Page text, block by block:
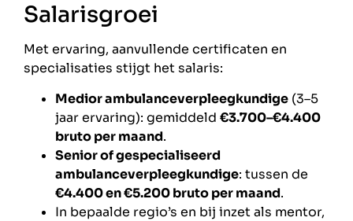
Salarisgroei
Met ervaring, aanvullende certificaten en
specialisaties stijgt het salaris:
Medior ambulanceverpleegkundige (3–5
jaar ervaring): gemiddeld €3.700–€4.400
bruto per maand.
Senior of gespecialiseerd
ambulanceverpleegkundige: tussen de
€4.400 en €5.200 bruto per maand.
In bepaalde regio’s en bij inzet als mentor,